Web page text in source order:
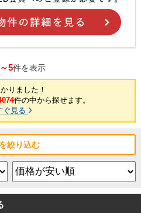
5件を表示
りました！
件の中から探せます。
ぐ見る
絞り込む